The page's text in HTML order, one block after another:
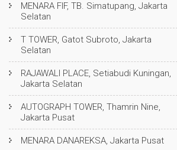
MENARA FIF, TB. Simatupang, Jakarta
Selatan
T TOWER, Gatot Subroto, Jakarta
Selatan
RAJAWALI PLACE, Setiabudi Kuningan,
Jakarta Selatan
AUTOGRAPH TOWER, Thamrin Nine,
Jakarta Pusat
MENARA DANAREKSA, Jakarta Pusat